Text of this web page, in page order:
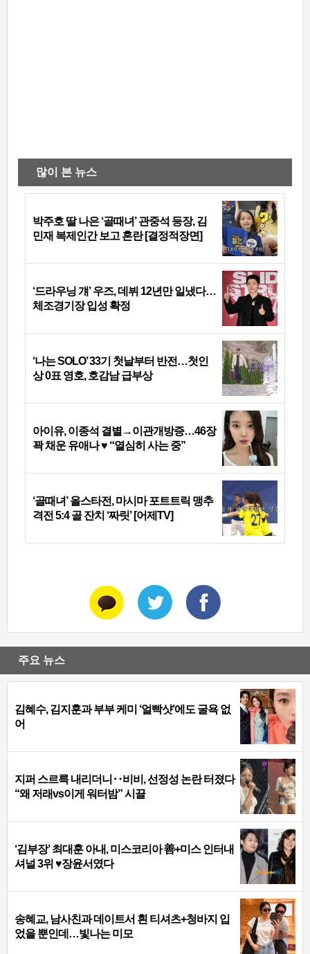
많이 본 뉴스
박주호 딸 나은 ‘골때녀’ 관중석 등장, 김
민재 복제인간 보고 혼란 [결정적장면]
‘드라우닝 걔’ 우즈, 데뷔 12년만 일냈다…
체조경기장 입성 확정
‘나는 SOLO’ 33기 첫날부터 반전…첫인
상 0표 영호, 호감남 급부상
아이유, 이종석 결별→이관개방증…46장
꽉 채운 유애나 ♥ “열심히 사는 중”
‘골때녀’ 올스타전, 마시마 포트트릭 맹추
격전 5:4 골 잔치 ‘짜릿’ [어제TV]
주요 뉴스
김혜수, 김지훈과 부부 케미 ‘얼빡샷’에도 굴욕 없
어
지퍼 스르륵 내리더니‥비비, 선정성 논란 터졌다
“왜 저래vs이게 워터밤” 시끌
‘김부장’ 최대훈 아내, 미스코리아 善+미스 인터내
셔널 3위 ♥장윤서였다
송혜교, 남사친과 데이트서 흰 티셔츠+청바지 입
었을 뿐인데…빛나는 미모